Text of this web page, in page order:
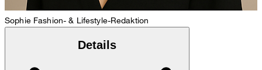
Sophie Fashion- & Lifestyle-Redaktion
Details